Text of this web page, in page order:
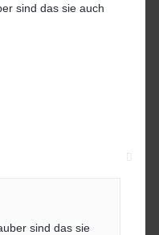
sind das sie auch
sind das sie